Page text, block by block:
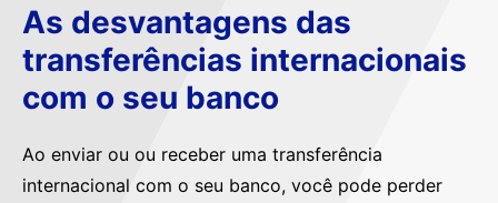
As desvantagens das
transferências internacionais
com o seu banco
Ao enviar ou ou receber uma transferência
internacional com o seu banco, você pode perder